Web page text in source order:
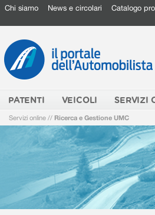
Chi siamo News e circolari Catalogo
PATENTI VEICOLI SERVIZI
Servizi online // Ricerca e Gestione UMC